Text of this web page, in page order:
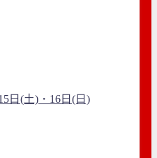
日(土)・16日(日)